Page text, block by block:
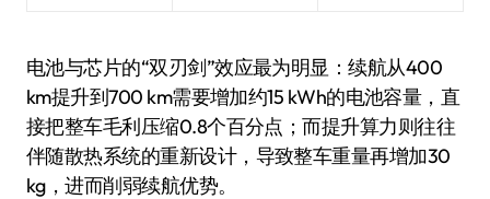
电池与芯片的“双刃剑”效应最为明显：续航从400
km提升到700 km需要增加约15 kWh的电池容量，直
接把整车毛利压缩0.8个百分点；而提升算力则往往
伴随散热系统的重新设计，导致整车重量再增加30
kg，进而削弱续航优势。